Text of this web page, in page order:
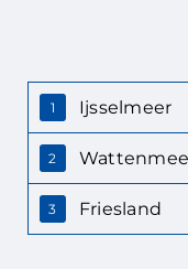
1 Ijsselmeer
2
3 Friesland